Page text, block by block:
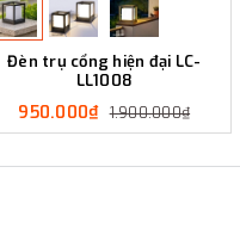
Đèn trụ cổng hiện đại LC-
LL1008
950.000₫ 1.900.000₫